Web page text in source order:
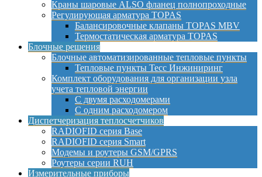
Краны шаровые ALSO фланец полнопроходные
Регулирующая арматура TOPAS
Балансировочные клапаны TOPAS MBV
Термостатическая арматура TOPAS
Блочные решения
Блочные автоматизированные тепловые пункты
Тепловые пункты Тесс Инжиниринг
Комплект оборудования для организации узла
учета тепловой энергии
С двумя расходомерами
С одним расходомером
Диспетчеризация теплосчетчиков
RADIOFID серия Base
RADIOFID серия Smart
Модемы и роутеры GSM/GPRS
Роутеры серии RUH
Измерительные приборы